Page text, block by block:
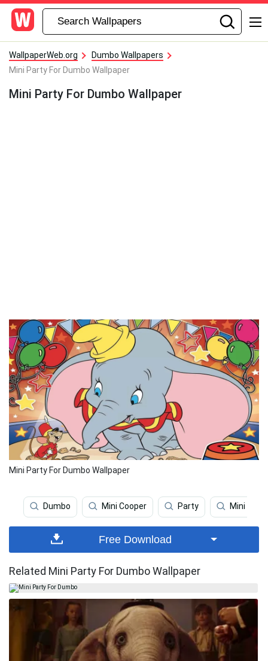
WallpaperWeb.org
Dumbo Wallpapers
Mini Party For Dumbo Wallpaper
Mini Party For Dumbo Wallpaper
Mini Party For Dumbo Wallpaper
Dumbo Mini Cooper Party Mini
Free Download
Related Mini Party For Dumbo Wallpaper